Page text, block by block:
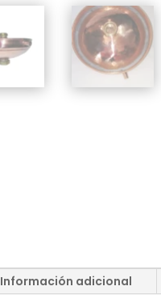
Información adicional